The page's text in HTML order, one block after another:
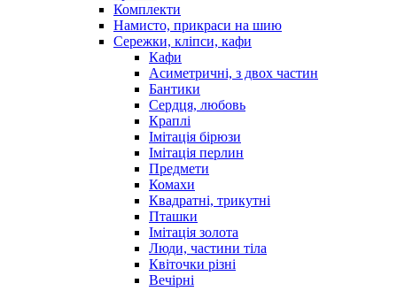
Комплекти
Намисто, прикраси на шию
Сережки, кліпси, кафи
Кафи
Асиметричні, з двох частин
Бантики
Сердця, любовь
Краплі
Імітація бірюзи
Імітація перлин
Предмети
Комахи
Квадратні, трикутні
Пташки
Імітація золота
Люди, частини тіла
Квіточки різні
Вечірні